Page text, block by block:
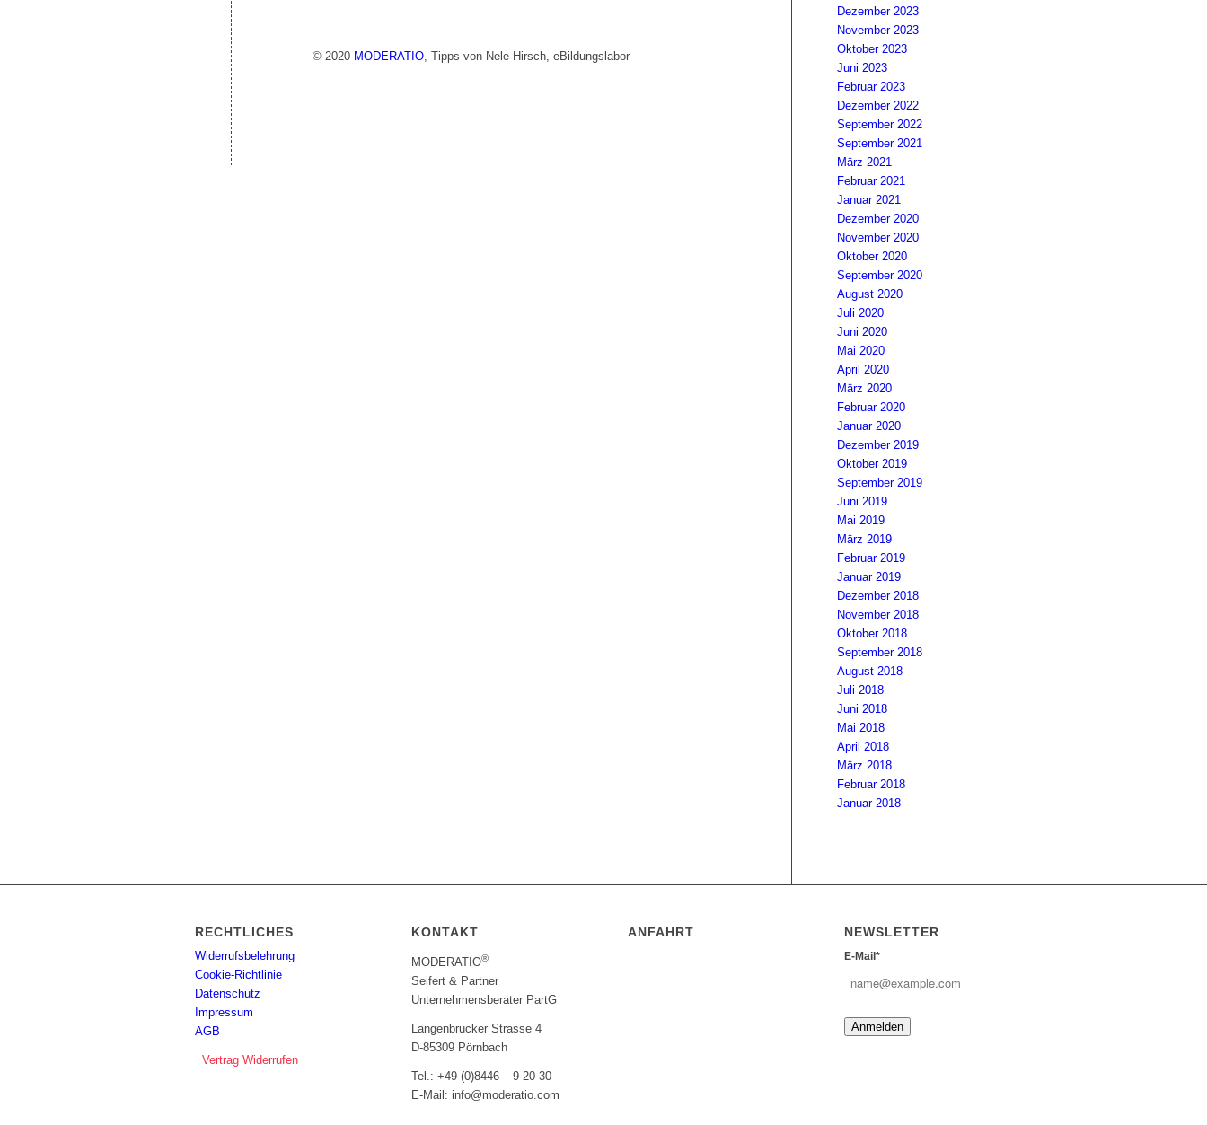
© 2020 MODERATIO, Tipps von Nele Hirsch, eBildungslabor
Dezember 2023
November 2023
Oktober 2023
Juni 2023
Februar 2023
Dezember 2022
September 2022
September 2021
März 2021
Februar 2021
Januar 2021
Dezember 2020
November 2020
Oktober 2020
September 2020
August 2020
Juli 2020
Juni 2020
Mai 2020
April 2020
März 2020
Februar 2020
Januar 2020
Dezember 2019
Oktober 2019
September 2019
Juni 2019
Mai 2019
März 2019
Februar 2019
Januar 2019
Dezember 2018
November 2018
Oktober 2018
September 2018
August 2018
Juli 2018
Juni 2018
Mai 2018
April 2018
März 2018
Februar 2018
Januar 2018
RECHTLICHES
Widerrufsbelehrung
Cookie-Richtlinie
Datenschutz
Impressum
AGB
Vertrag Widerrufen
KONTAKT
MODERATIO®
Seifert & Partner
Unternehmensberater PartG
Langenbrucker Strasse 4
D-85309 Pörnbach
Tel.: +49 (0)8446 – 9 20 30
E-Mail: info@moderatio.com
ANFAHRT NEWSLETTER
E-Mail*
Anmelden